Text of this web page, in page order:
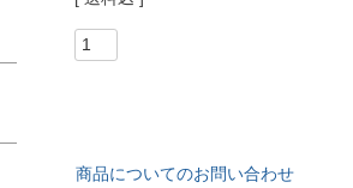
商品についてのお問い合わせ